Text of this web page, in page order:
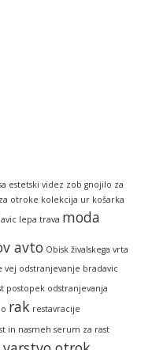
estetski videz zob gnojilo za
otroke kolekcija ur košarka
lepa trava moda
avto Obisk živalskega vrta
vej odstranjevanje bradavic
postopek odstranjevanja
rak restavracije
in nasmeh serum za rast